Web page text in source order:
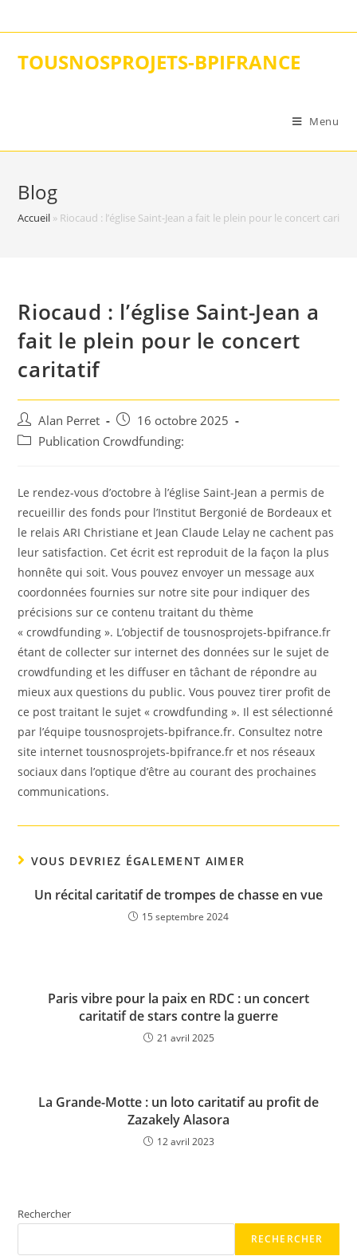
to
TOUSNOSPROJETS-BPIFRANCE
Menu
Blog
Accueil » Riocaud : l’église Saint-Jean a fait le plein pour le concert
Riocaud : l’église Saint-Jean a
fait le plein pour le concert
caritatif
Auteur/autrice
de
Alan Perret
Post
published:
16 octobre 2025
PostPublication Crowdfunding:
Le rendez-vous d’octobre à l’église Saint-Jean a permis de
recueillir des fonds pour l’Institut Bergonié de Bordeaux et
le relais ARI Christiane et Jean Claude Lelay ne cachent pas
leur satisfaction. Cet écrit est reproduit de la façon la plus
honnête qui soit. Vous pouvez envoyer un message aux
coordonnées fournies sur notre site pour indiquer des
précisions sur ce contenu traitant du thème
« crowdfunding ». L’objectif de tousnosprojets-bpifrance.fr
étant de collecter sur internet des données sur le sujet de
crowdfunding et les diffuser en tâchant de répondre au
mieux aux questions du public. Vous pouvez tirer profit de
ce post traitant le sujet « crowdfunding ». Il est sélectionné
par l’équipe tousnosprojets-bpifrance.fr. Consultez notre
site internet tousnosprojets-bpifrance.fr et nos réseaux
sociaux dans l’optique d’être au courant des prochaines
communications.
VOUS DEVRIEZ ÉGALEMENT AIMER
Un récital caritatif de trompes de chasse en vue
15 septembre 2024
Paris vibre pour la paix en RDC : un concert
caritatif de stars contre la guerre
21 avril 2025
La Grande-Motte : un loto caritatif au profit de
Zazakely Alasora
12 avril 2023
Rechercher
RECHERCHER